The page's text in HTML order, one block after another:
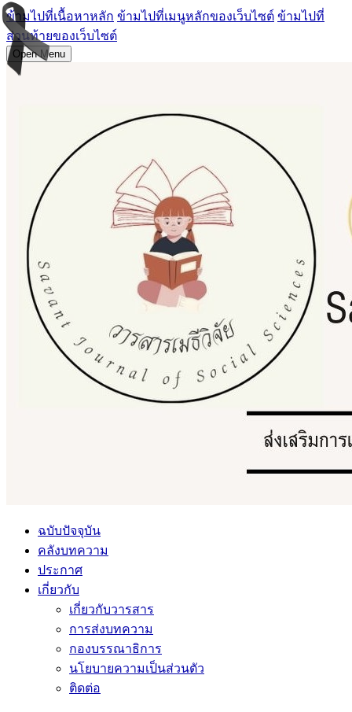
ข้ามไปที่เนื้อหาหลัก ข้ามไปที่เมนูหลักของเว็บไซต์ ข้ามไปที่
ส่วนท้ายของเว็บไซต์
Open Menu
ฉบับปัจจุบัน
คลังบทความ
ประกาศ
เกี่ยวกับ
เกี่ยวกับวารสาร
การส่งบทความ
กองบรรณาธิการ
นโยบายความเป็นส่วนตัว
ติดต่อ